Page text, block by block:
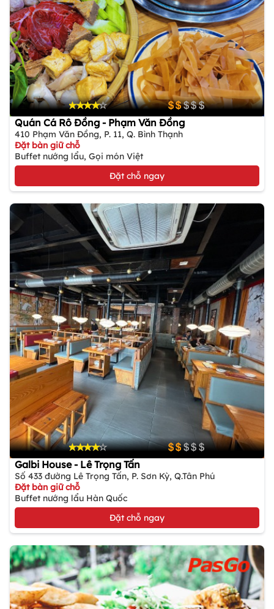
Quán Cá Rô Đồng - Phạm Văn Đồng
410 Phạm Văn Đồng, P. 11, Q. Bình Thạnh
Đặt bàn giữ chỗ
Buffet nướng lẩu, Gọi món Việt
Đặt chỗ ngay
Galbi House - Lê Trọng Tấn
Số 433 đường Lê Trọng Tấn, P. Sơn Kỳ, Q.Tân Phú
Đặt bàn giữ chỗ
Buffet nướng lẩu Hàn Quốc
Đặt chỗ ngay